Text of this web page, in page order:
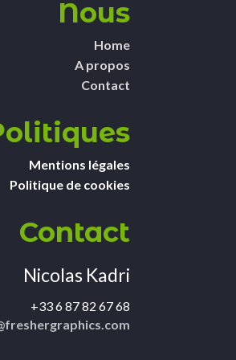
Nous
Home
A propos
Contact
Mentions légales
Politique de cookies
Contact
Nicolas Kadri
+33 6 87 82 67 68